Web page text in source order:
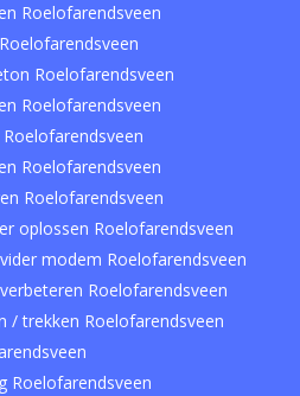
Roelofarendsveen
Roelofarendsveen
Roelofarendsveen
Roelofarendsveen
Roelofarendsveen
oplossen Roelofarendsveen
modem Roelofarendsveen
Roelofarendsveen
/ trekken Roelofarendsveen
Roelofarendsveen